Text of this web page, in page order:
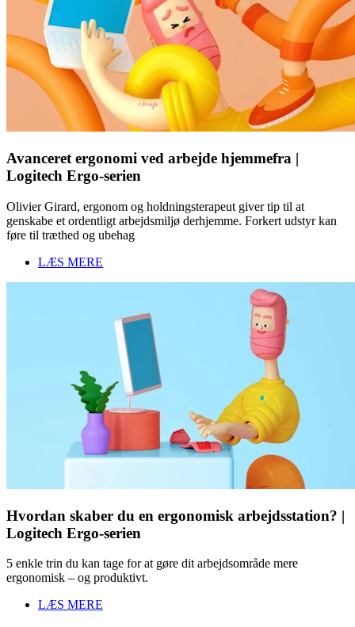
Avanceret ergonomi ved arbejde hjemmefra |
Logitech Ergo-serien
Olivier Girard, ergonom og holdningsterapeut giver tip til at
genskabe et ordentligt arbejdsmiljø derhjemme. Forkert udstyr kan
føre til træthed og ubehag
LÆS MERE
Hvordan skaber du en ergonomisk arbejdsstation? |
Logitech Ergo-serien
5 enkle trin du kan tage for at gøre dit arbejdsområde mere
ergonomisk – og produktivt.
LÆS MERE